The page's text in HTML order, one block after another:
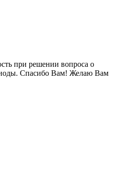
при решении вопроса о
Спасибо Вам! Желаю Вам